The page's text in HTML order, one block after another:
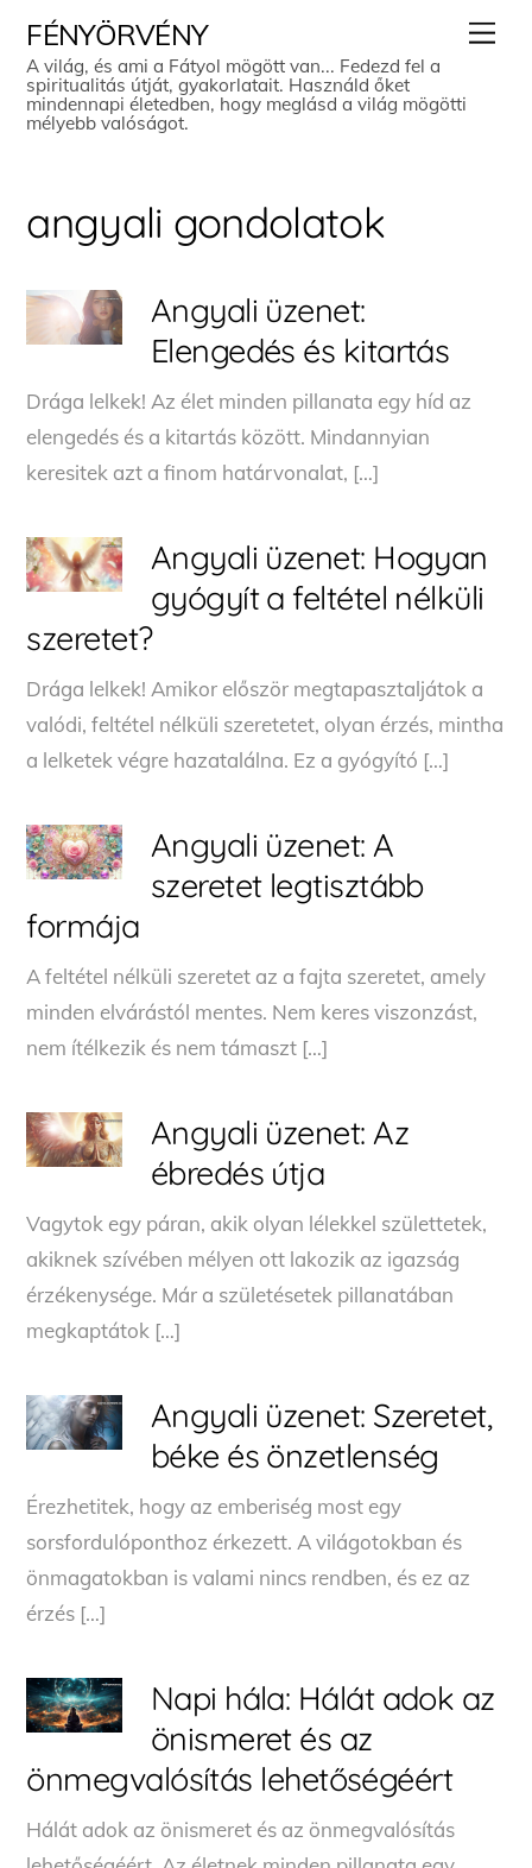
content
FÉNYÖRVÉNY
A világ, és ami a Fátyol mögött van... Fedezd fel a
spiritualitás útját, gyakorlatait. Használd őket
mindennapi életedben, hogy meglásd a világ mögötti
mélyebb valóságot.
angyali gondolatok
Angyali üzenet:
Elengedés és kitartás
Drága lelkek! Az élet minden pillanata egy híd az
elengedés és a kitartás között. Mindannyian
keresitek azt a finom határvonalat, […]
Angyali üzenet: Hogyan
gyógyít a feltétel nélküli
szeretet?
Drága lelkek! Amikor először megtapasztaljátok a
valódi, feltétel nélküli szeretetet, olyan érzés, mintha
a lelketek végre hazatalálna. Ez a gyógyító […]
Angyali üzenet: A
szeretet legtisztább
formája
A feltétel nélküli szeretet az a fajta szeretet, amely
minden elvárástól mentes. Nem keres viszonzást,
nem ítélkezik és nem támaszt […]
Angyali üzenet: Az
ébredés útja
Vagytok egy páran, akik olyan lélekkel születtetek,
akiknek szívében mélyen ott lakozik az igazság
érzékenysége. Már a születésetek pillanatában
megkaptátok […]
Angyali üzenet: Szeretet,
béke és önzetlenség
Érezhetitek, hogy az emberiség most egy
sorsfordulóponthoz érkezett. A világotokban és
önmagatokban is valami nincs rendben, és ez az
érzés […]
Napi hála: Hálát adok az
önismeret és az
önmegvalósítás lehetőségéért
Hálát adok az önismeret és az önmegvalósítás